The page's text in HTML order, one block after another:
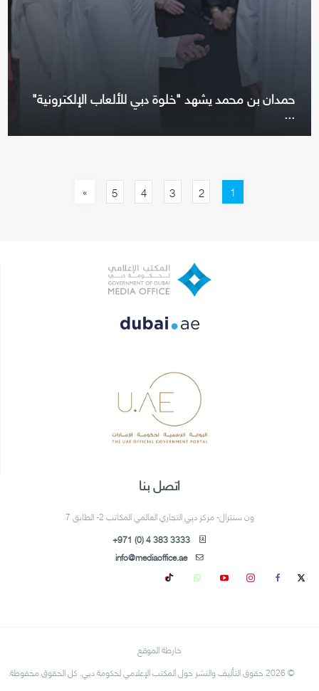
حمدان بن محمد يشهد "خلوة دبي للألعاب الإلكترونية"
...
1
2
3
4
5
»
اتصل بنا
ون سنترال- مركز دبي التجاري العالمي المكاتب 2- الطابق 7
+971 (0) 4 383 3333
info@mediaoffice.ae
خارطة الموقع
© 2026 حقوق التأليف والنشر حول المكتب الإعلامي لحكومة دبي. كل الحقوق محفوظة.